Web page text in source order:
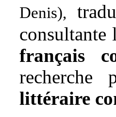
Denis),
consultante
français
littéraire